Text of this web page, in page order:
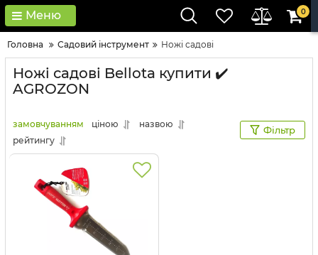
Меню 0
Головна Садовий інструмент Ножі садові
Ножі садові Bellota купити ✔️
AGROZON
замовчуванням ціною
назвою
рейтингу
Фільтр